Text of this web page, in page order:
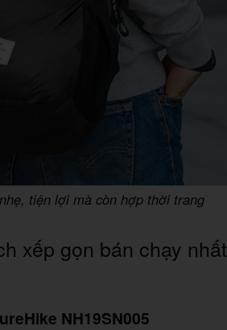
tiện lợi mà còn hợp thời trang
xếp gọn bán chạy nhất
NH19SN005